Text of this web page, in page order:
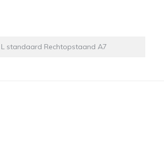
standaard Rechtopstaand A7